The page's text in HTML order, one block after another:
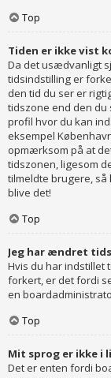
Top
Tiden er ikke vist
Da det usædvanligt
tidsindstilling er
den tid du ser er
tidszone end den du
profil hvor du kan
eksempel
opmærksom på at
tidszonen, ligesom
tilmeldte brugere, så
blive det!
Top
Jeg har ændret
Hvis du har indstillet
forkert, er det fordi
en
Top
Mit sprog er ikke i
Det er enten fordi